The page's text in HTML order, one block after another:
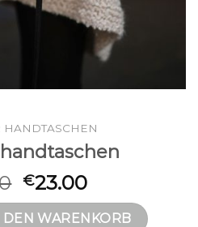
HANDTASCHEN
€23.00
Menge
DEN WARENKORB